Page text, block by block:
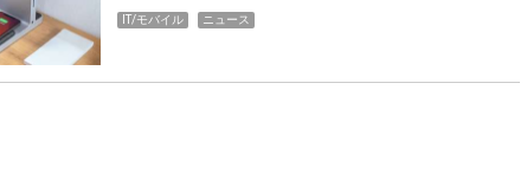
IT/モバイル ニュース